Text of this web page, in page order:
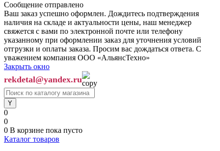
Сообщение отправлено
Ваш заказ успешно оформлен. Дождитесь подтверждения
наличия на складе и актуальности цены, наш менеджер
свяжется с вами по электронной почте или телефону
указанному при оформлении заказ для уточнения условий
отгрузки и оплаты заказа. Просим вас дождаться ответа. С
уважением компания ООО «АльянсТехно»
Закрыть окно
rekdetal@yandex.ru
0
0
0 В корзине пока пусто
Каталог товаров